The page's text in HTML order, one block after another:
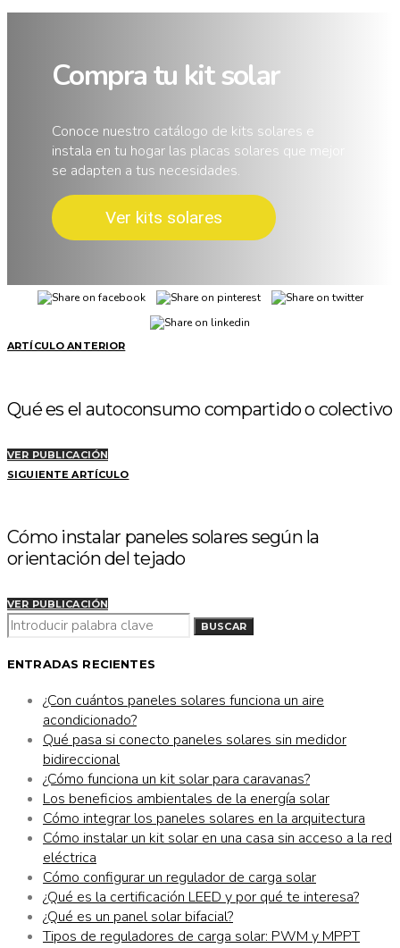
Compra tu kit solar
Conoce nuestro catálogo de kits solares e
instala en tu hogar las placas solares que mejor
se adapten a tus necesidades.
Ver kits solares
ARTÍCULO ANTERIOR
Qué es el autoconsumo compartido o colectivo
VER PUBLICACIÓN
SIGUIENTE ARTÍCULO
Cómo instalar paneles solares según la
orientación del tejado
VER PUBLICACIÓN
BUSCAR
POR:
BUSCAR
ENTRADAS RECIENTES
¿Con cuántos paneles solares funciona un aire
acondicionado?
Qué pasa si conecto paneles solares sin medidor
bidireccional
¿Cómo funciona un kit solar para caravanas?
Los beneficios ambientales de la energía solar
Cómo integrar los paneles solares en la arquitectura
Cómo instalar un kit solar en una casa sin acceso a la red
eléctrica
Cómo configurar un regulador de carga solar
¿Qué es la certificación LEED y por qué te interesa?
¿Qué es un panel solar bifacial?
Tipos de reguladores de carga solar: PWM y MPPT